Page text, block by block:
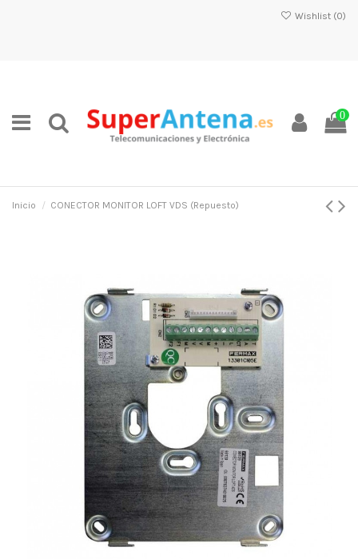
Wishlist (0)
0
Inicio CONECTOR MONITOR LOFT VDS (Repuesto)